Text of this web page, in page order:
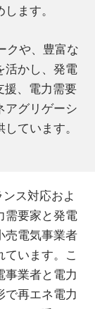
ます。
クや、豊富な
活かし、発電
援、電⼒需要
アグリゲーシ
ています。
ス対応およ
需要家と発電
売電気事業者
ています。こ
事業者と電⼒
で再エネ電⼒